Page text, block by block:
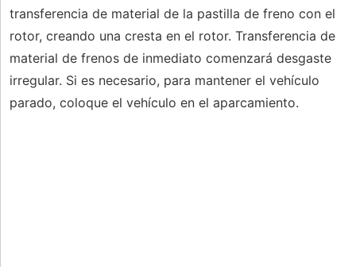
transferencia de material de la pastilla de freno con el
rotor, creando una cresta en el rotor. Transferencia de
material de frenos de inmediato comenzará desgaste
irregular. Si es necesario, para mantener el vehículo
parado, coloque el vehículo en el aparcamiento.